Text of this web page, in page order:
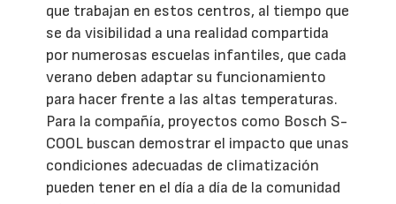
que trabajan en estos centros, al tiempo que
se da visibilidad a una realidad compartida
por numerosas escuelas infantiles, que cada
verano deben adaptar su funcionamiento
para hacer frente a las altas temperaturas.
Para la compañía, proyectos como Bosch S-
COOL buscan demostrar el impacto que unas
condiciones adecuadas de climatización
pueden tener en el día a día de la comunidad